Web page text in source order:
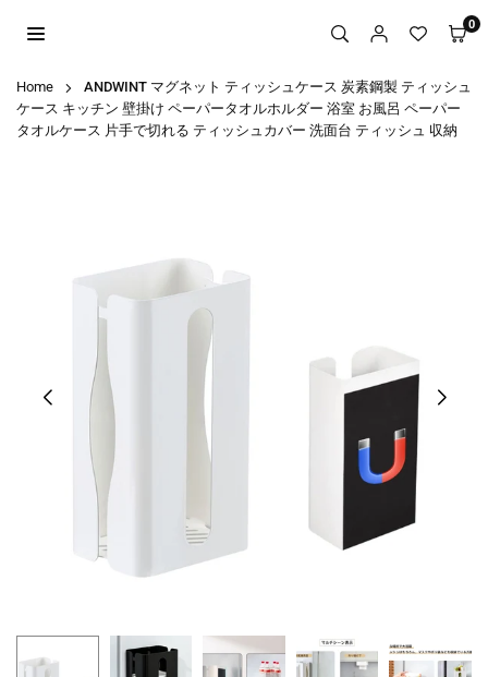
0
Home
ANDWINT マグネット ティッシュケース 炭素鋼製 ティッシュ
ケース キッチン 壁掛け ペーパータオルホルダー 浴室 お風呂 ペーパー
タオルケース 片手で切れる ティッシュカバー 洗面台 ティッシュ 収納